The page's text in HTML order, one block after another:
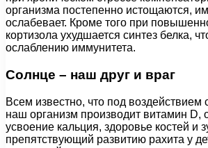
организма постепенно истощаются,
ослабевает. Кроме того при
кортизола ухудшается синтез белка,
ослаблению иммунитета.
Солнце – наш друг и враг
Всем известно, что под воздействием
наш организм производит витамин D,
усвоение кальция, здоровье костей и
препятствующий развитию рахита у